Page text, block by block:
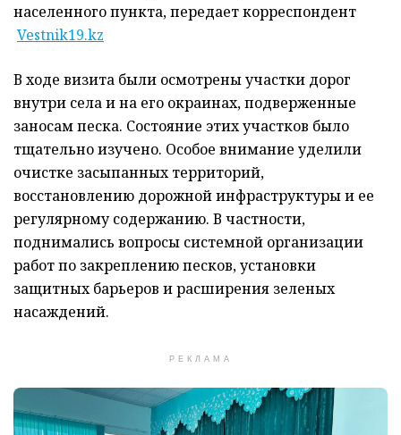
населенного пункта, передает корреспондент
Vestnik19.kz
В ходе визита были осмотрены участки дорог
внутри села и на его окраинах, подверженные
заносам песка. Состояние этих участков было
тщательно изучено. Особое внимание уделили
очистке засыпанных территорий,
восстановлению дорожной инфраструктуры и ее
регулярному содержанию. В частности,
поднимались вопросы системной организации
работ по закреплению песков, установки
защитных барьеров и расширения зеленых
насаждений.
РЕКЛАМА